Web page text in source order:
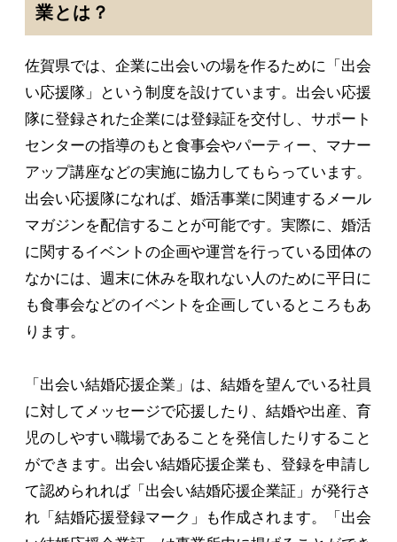
業とは？
佐賀県では、企業に出会いの場を作るために「出会
い応援隊」という制度を設けています。出会い応援
隊に登録された企業には登録証を交付し、サポート
センターの指導のもと食事会やパーティー、マナー
アップ講座などの実施に協力してもらっています。
出会い応援隊になれば、婚活事業に関連するメール
マガジンを配信することが可能です。実際に、婚活
に関するイベントの企画や運営を行っている団体の
なかには、週末に休みを取れない人のために平日に
も食事会などのイベントを企画しているところもあ
ります。
「出会い結婚応援企業」は、結婚を望んでいる社員
に対してメッセージで応援したり、結婚や出産、育
児のしやすい職場であることを発信したりすること
ができます。出会い結婚応援企業も、登録を申請し
て認められれば「出会い結婚応援企業証」が発行さ
れ「結婚応援登録マーク」も作成されます。「出会